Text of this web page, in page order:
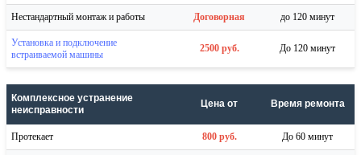
Нестандартный монтаж и работы Договорная до 120 минут
Установка и подключение
встраиваемой машины
2500 руб. До 120 минут
Комплексное устранение
неисправности
Цена от Время ремонта
Протекает 800 руб. До 60 минут